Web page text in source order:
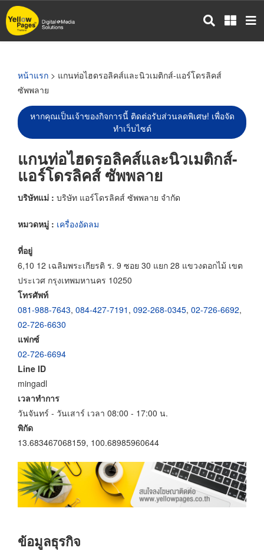
ข้าม
ไป
หน้าแรก > แกนท่อไฮดรอลิคส์และนิวเมติกส์-แอร์โดรลิคส์
ซัพพลาย
หากคุณเป็นเจ้าของกิจการนี้ ติดต่อรับส่วนลดพิเศษ! เพื่อจัด
ทำเว็บไซต์
แกนท่อไฮดรอลิคส์และนิวเมติกส์-
แอร์โดรลิคส์ ซัพพลาย
บริษัทแม่ : บริษัท แอร์โดรลิคส์ ซัพพลาย จำกัด
หมวดหมู่ : เครื่องอัดลม
ที่อยู่
6,10 12 เฉลิมพระเกียรติ ร. 9 ซอย 30 แยก 28 แขวงดอกไม้ เขต
ประเวศ กรุงเทพมหานคร 10250
โทรศัพท์
081-988-7643, 084-427-7191 , 092-268-0345, 02-726-6692,
02-726-6630
แฟกซ์
02-726-6694
Line ID
mingadl
เวลาทำการ
วันจันทร์ - วันเสาร์ เวลา 08:00 - 17:00 น.
พิกัด
13.683467068159, 100.68985960644
ข้อมูลธุรกิจ